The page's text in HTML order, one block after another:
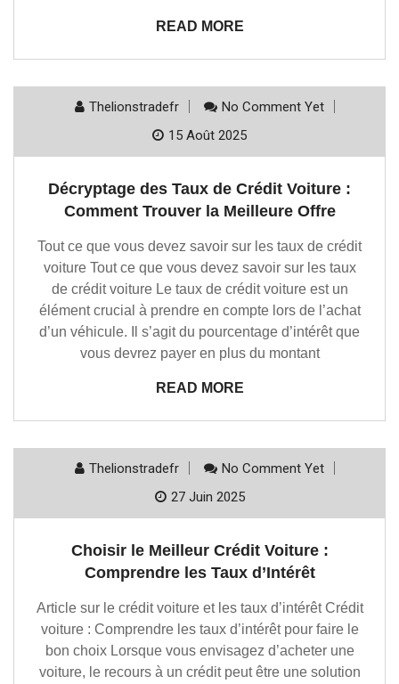
READ MORE
Thelionstradefr
No Comment Yet
15 Août 2025
Décryptage des Taux de Crédit Voiture :
Comment Trouver la Meilleure Offre
Tout ce que vous devez savoir sur les taux de crédit
voiture Tout ce que vous devez savoir sur les taux
de crédit voiture Le taux de crédit voiture est un
élément crucial à prendre en compte lors de l’achat
d’un véhicule. Il s’agit du pourcentage d’intérêt que
vous devrez payer en plus du montant
READ MORE
Thelionstradefr
No Comment Yet
27 Juin 2025
Choisir le Meilleur Crédit Voiture :
Comprendre les Taux d’Intérêt
Article sur le crédit voiture et les taux d’intérêt Crédit
voiture : Comprendre les taux d’intérêt pour faire le
bon choix Lorsque vous envisagez d’acheter une
voiture, le recours à un crédit peut être une solution